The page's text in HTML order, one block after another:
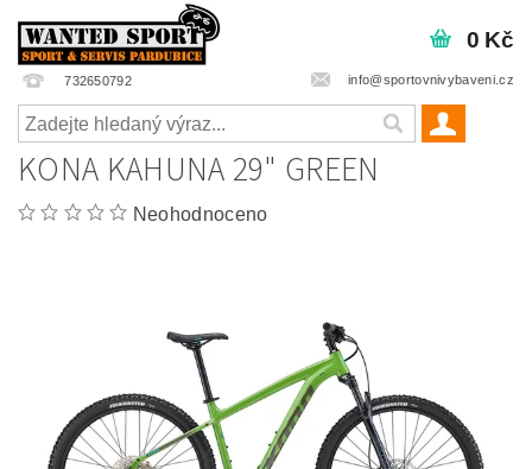
732650792 info@sportovnivybaveni.cz
0 Kč
KONA KAHUNA 29" GREEN
Neohodnoceno